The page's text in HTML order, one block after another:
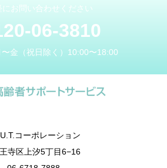
にお問い合わせください
06-3810
金（祝日除く）10:00〜18:00
コーポレーション
寺区上汐5丁目6−16